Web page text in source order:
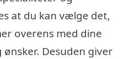
at du kan vælge det,
overens med dine
Desuden giver